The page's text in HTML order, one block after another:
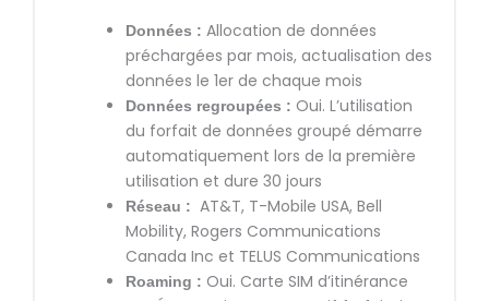
Données : Allocation de données
préchargées par mois, actualisation des
données le 1er de chaque mois
Données regroupées : Oui. L’utilisation
du forfait de données groupé démarre
automatiquement lors de la première
utilisation et dure 30 jours
Réseau : AT&T, T-Mobile USA, Bell
Mobility, Rogers Communications
Canada Inc et TELUS Communications
Roaming : Oui. Carte SIM d’itinérance